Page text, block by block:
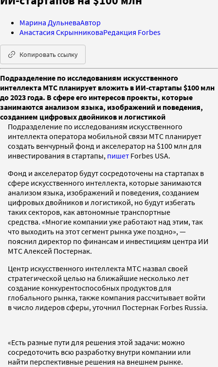
Марина ДульневаАвтор
Анастасия СкрынниковаРедакция Forbes
Копировать ссылку
Подразделение по исследованиям искусственного
интеллекта МТС планирует вложить в ИИ-стартапы $100 млн
до 2023 года. В сфере его интересов проекты, которые
занимаются анализом языка, изображений и поведения,
созданием цифровых двойников и логистикой
Подразделение по исследованиям искусственного
интеллекта оператора мобильной связи МТС планирует
создать венчурный фонд и акселератор на $100 млн для
инвестирования в стартапы, пишет Forbes USA.
Фонд и акселератор будут сосредоточены на стартапах в
сфере искусственного интеллекта, которые занимаются
анализом языка, изображений и поведения, созданием
цифровых двойников и логистикой, но будут избегать
таких секторов, как автономные транспортные
средства. «Многие компании уже работают над этим, так
что выходить на этот сегмент рынка уже поздно», —
пояснил директор по финансам и инвестициям центра ИИ
МТС Алексей Постернак.
Центр искусственного интеллекта МТС назвал своей
стратегической целью на ближайшие несколько лет
создание конкурентоспособных продуктов для
глобального рынка, также компания рассчитывает войти
в число лидеров сферы, уточнил Постернак Forbes Russia.
«Есть разные пути для решения этой задачи: можно
сосредоточить всю разработку внутри компании или
найти перспективные решения на внешнем рынке.